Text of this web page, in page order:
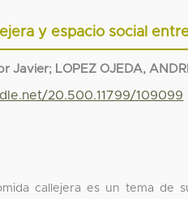
y espacio social
Javier; LOPEZ OJEDA,
20.500.11799/109099
callejera es un tema de